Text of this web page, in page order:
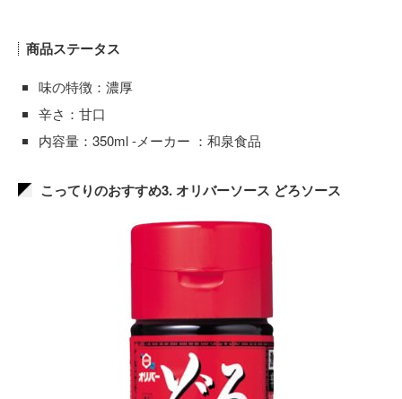
商品ステータス
味の特徴：濃厚
辛さ：甘口
内容量：350ml -メーカー ：和泉食品
こってりのおすすめ3. オリバーソース どろソース